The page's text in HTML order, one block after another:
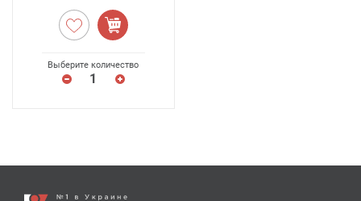
Выберите количество